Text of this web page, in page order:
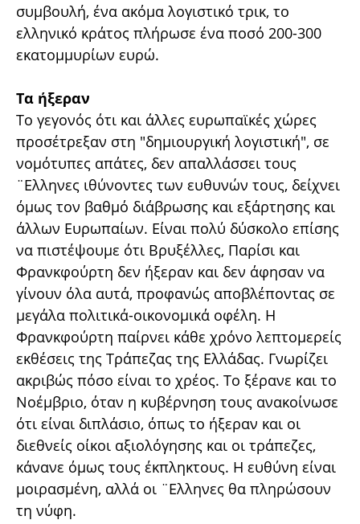
συμβουλή, ένα ακόμα λογιστικό τρικ, το
ελληνικό κράτος πλήρωσε ένα ποσό 200-300
εκατομμυρίων ευρώ.
Τα ήξεραν
Το γεγονός ότι και άλλες ευρωπαϊκές χώρες
προσέτρεξαν στη "δημιουργική λογιστική", σε
νομότυπες απάτες, δεν απαλλάσσει τους
¨Ελληνες ιθύνοντες των ευθυνών τους, δείχνει
όμως τον βαθμό διάβρωσης και εξάρτησης και
άλλων Ευρωπαίων. Είναι πολύ δύσκολο επίσης
να πιστέψουμε ότι Βρυξέλλες, Παρίσι και
Φρανκφούρτη δεν ήξεραν και δεν άφησαν να
γίνουν όλα αυτά, προφανώς αποβλέποντας σε
μεγάλα πολιτικά-οικονομικά οφέλη. Η
Φρανκφούρτη παίρνει κάθε χρόνο λεπτομερείς
εκθέσεις της Τράπεζας της Ελλάδας. Γνωρίζει
ακριβώς πόσο είναι το χρέος. Το ξέρανε και το
Νοέμβριο, όταν η κυβέρνηση τους ανακοίνωσε
ότι είναι διπλάσιο, όπως το ήξεραν και οι
διεθνείς οίκοι αξιολόγησης και οι τράπεζες,
κάνανε όμως τους έκπληκτους. Η ευθύνη είναι
μοιρασμένη, αλλά οι ¨Ελληνες θα πληρώσουν
τη νύφη.